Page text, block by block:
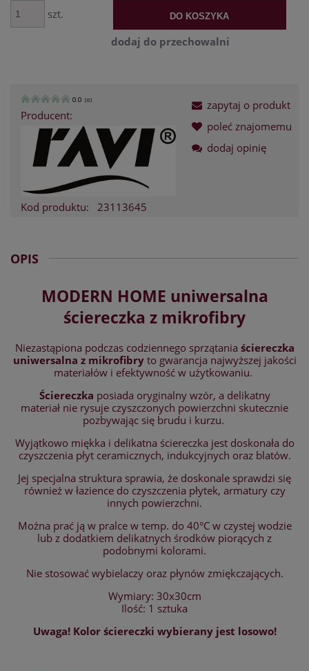
szt. DO KOSZYKA
dodaj do przechowalni
0.0 (0)
Producent:
Kod produktu: 23113645
zapytaj o produkt
poleć znajomemu
dodaj opinię
OPIS
MODERN HOME uniwersalna
ściereczka z mikrofibry
Niezastąpiona podczas codziennego sprzątania ściereczka
uniwersalna z mikrofibryto gwarancja najwyższej jakości
materiałów i efektywność w użytkowaniu.
Ściereczka posiada oryginalny wzór, a delikatny
materiał nie rysuje czyszczonych powierzchni skutecznie
pozbywając się brudu i kurzu.
Wyjątkowo miękka i delikatna ściereczka jest doskonała do
czyszczenia płyt ceramicznych, indukcyjnych oraz blatów.
Jej specjalna struktura sprawia, że doskonale sprawdzi się
również w łazience do czyszczenia płytek, armatury czy
innych powierzchni.
Można prać ją w pralce w temp. do 40°C w czystej wodzie
lub z dodatkiem delikatnych środków piorących z
podobnymi kolorami.
Nie stosować wybielaczy oraz płynów zmiękczających.
Wymiary: 30x30cm
Ilość: 1 sztuka
Uwaga! Kolor ściereczki wybierany jest losowo!